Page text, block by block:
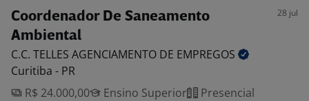
Coordenador De Saneamento
Ambiental
28 jul
C.C. TELLES AGENCIAMENTO DE EMPREGOS
Curitiba - PR
R$ 24.000,00
Ensino Superior Presencial